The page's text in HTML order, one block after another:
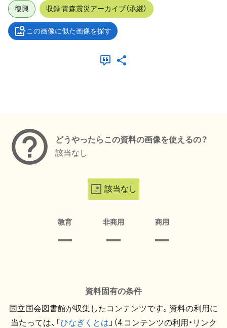
復興 収録:青森震災アーカイブ（承継）
この画像に似た画像を探す
どうやったらこの資料の画像を使えるの？
該当なし
該当なし
教育 非商用 商用
資料固有の条件
国立国会図書館が収集したコンテンツです。資料の利用に
当たっては、「ひなぎくとは 」（4.コンテンツの利用・リンク